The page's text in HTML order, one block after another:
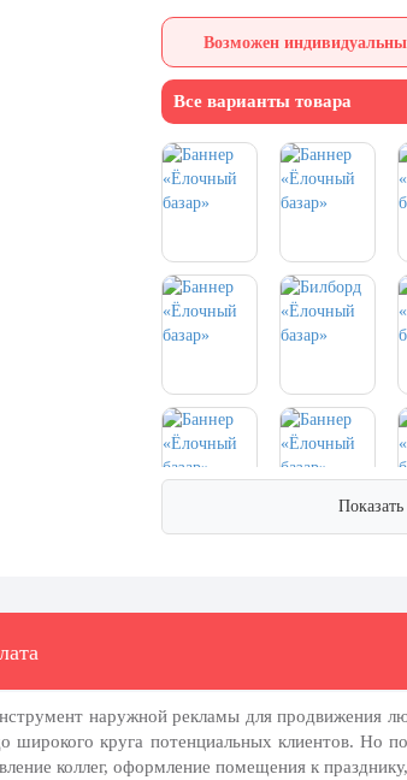
Возможен
Все варианты товара
Показать
наружной рекламы для продвижения
широкого круга потенциальных клиентов. Но
коллег, оформление помещения к